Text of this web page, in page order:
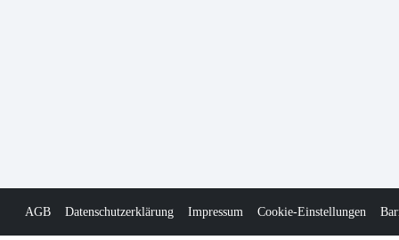
AGB Datenschutzerklärung Impressum Cookie-Einstellungen